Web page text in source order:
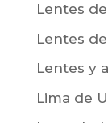
Lentes
Lentes
Lentes y
Lima de